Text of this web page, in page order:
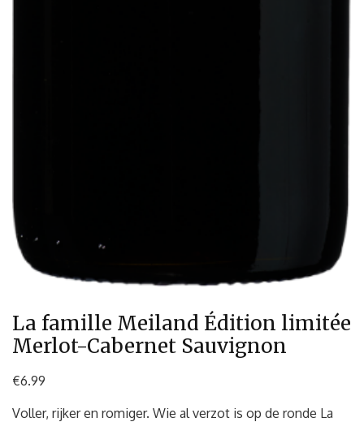
La famille Meiland Édition limitée
Merlot-Cabernet Sauvignon
€6.99
Voller, rijker en romiger. Wie al verzot is op de ronde La